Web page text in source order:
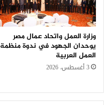
وزارة العمل واتحاد عمال مصر
يوحدان الجهود في ندوة منظمة
العمل العربية
3 أغسطس، 2026